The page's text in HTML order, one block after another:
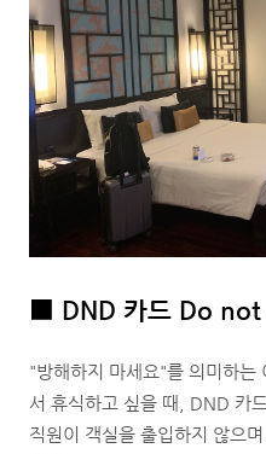
DND 카드 Do
"방해하지 마세요"를 의미하는
서 휴식하고 싶을 때, DND 카
직원이 객실을 출입하지 않으